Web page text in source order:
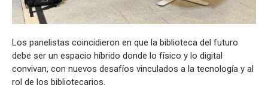
Los panelistas coincidieron en que la biblioteca del futuro
debe ser un espacio híbrido donde lo físico y lo digital
convivan, con nuevos desafíos vinculados a la tecnología y al
rol de los bibliotecarios.